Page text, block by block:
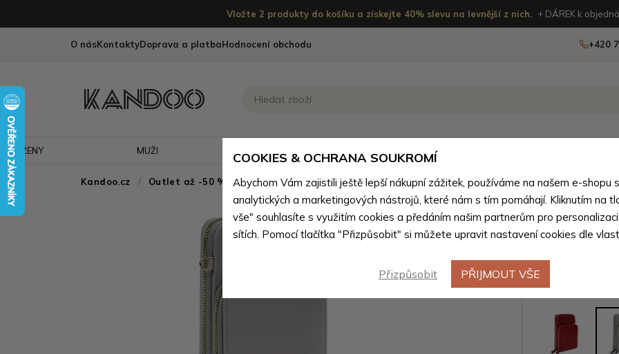
Vložte 2 produkty do košíku a získejte 40% slevu na levnější z nich. + DÁREK k
O násKontaktyDoprava a platbaHodnocení obchodu +420
ŽENY MUŽI
Kandoo.cz Outlet až -50 % - doprodej nekoženého zboží
Světle
kabelka
Barevné
COOKIES & OCHRANA SOUKROMÍ
Abychom Vám zajistili ještě lepší nákupní zážitek, používáme na našem e-shopu
analytických a marketingových nástrojů, které nám s tím pomáhají. Kliknutím na
vše" souhlasíte s využitím cookies a předáním našim partnerům pro
sítích. Pomocí tlačítka "Přizpůsobit" si můžete upravit nastavení cookies dle
Přizpůsobit PŘIJMOUT VŠE